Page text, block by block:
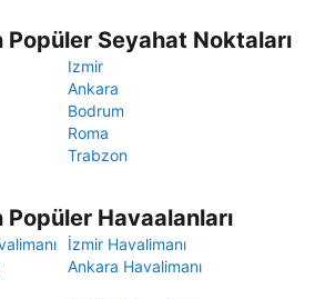
Popüler Seyahat Noktaları
Izmir
Ankara
Bodrum
Roma
Trabzon
Popüler Havaalanları
İzmir Havalimanı
Ankara Havalimanı